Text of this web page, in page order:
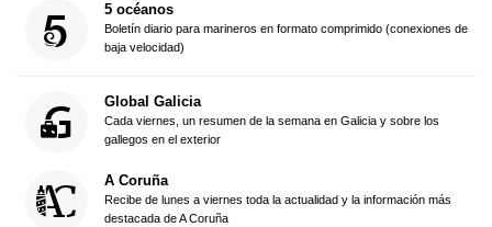
5 océanos
Boletín diario para marineros en formato comprimido (conexiones de
baja velocidad)
Global Galicia
Cada viernes, un resumen de la semana en Galicia y sobre los
gallegos en el exterior
A Coruña
Recibe de lunes a viernes toda la actualidad y la información más
destacada de A Coruña